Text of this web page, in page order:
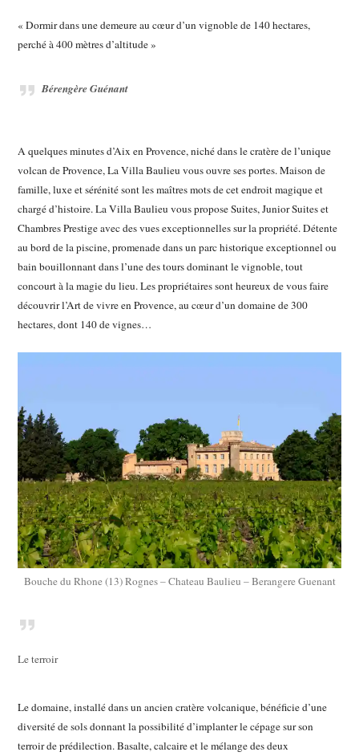
« Dormir dans une demeure au cœur d’un vignoble de 140 hectares,
perché à 400 mètres d’altitude »
Bérengère Guénant
A quelques minutes d’Aix en Provence, niché dans le cratère de l’unique
volcan de Provence, La Villa Baulieu vous ouvre ses portes. Maison de
famille, luxe et sérénité sont les maîtres mots de cet endroit magique et
chargé d’histoire. La Villa Baulieu vous propose Suites, Junior Suites et
Chambres Prestige avec des vues exceptionnelles sur la propriété. Détente
au bord de la piscine, promenade dans un parc historique exceptionnel ou
bain bouillonnant dans l’une des tours dominant le vignoble, tout
concourt à la magie du lieu. Les propriétaires sont heureux de vous faire
découvrir l’Art de vivre en Provence, au cœur d’un domaine de 300
hectares, dont 140 de vignes…
Bouche du Rhone (13) Rognes – Chateau Baulieu – Berangere Guenant
Le terroir
Le domaine, installé dans un ancien cratère volcanique, bénéficie d’une
diversité de sols donnant la possibilité d’implanter le cépage sur son
terroir de prédilection. Basalte, calcaire et le mélange des deux